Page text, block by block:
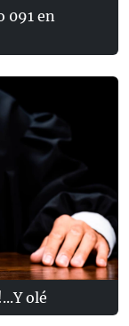
091 en
olé